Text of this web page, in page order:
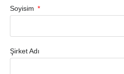
Soyisim
Şirket Adı